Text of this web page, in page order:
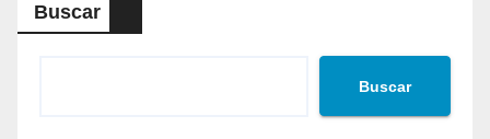
Buscar
Buscar